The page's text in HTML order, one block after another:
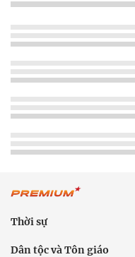
Thời sự
Dân tộc và Tôn giáo